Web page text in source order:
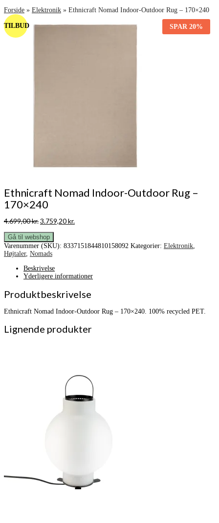
Forside » Elektronik » Ethnicraft Nomad Indoor-Outdoor Rug – 170×240
TILBUD SPAR 20%
Ethnicraft Nomad Indoor-Outdoor Rug –
170×240
4.699,00kr.Den
pris
var:
4.699,00 kr..
3.759,20kr.Den
er:
Gå til webshop
Varenummer (SKU): 8337151844810158092 Kategorier: Elektronik,
Højtaler, Nomads
Beskrivelse
Yderligere informationer
Produktbeskrivelse
Ethnicraft Nomad Indoor-Outdoor Rug – 170×240. 100% recycled PET.
Lignende produkter